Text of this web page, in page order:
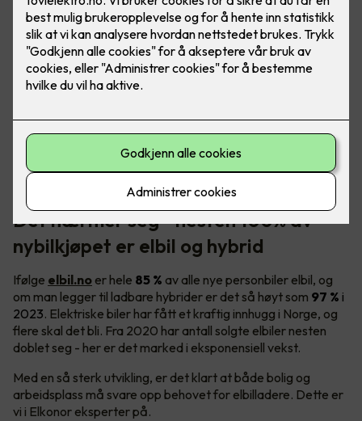
I Norge er det et stort, og voksende behov for tilgjengelige
elbilladere - både i borettslaget og på arbeidsplassen.
Foto: Marthe Thu (for Zaptec)
Det nærmer seg - nesten 100% av
nybilkjøpet er elbil og hybrid
Ifølge elbil.no er hele 85 % av alle nye personbiler elbil, og
om man legger til ladbare hybrider er det så høyt som 97 % i
2023. Elektriske biler har fått et kraftig innhugg i Norge, og
flere skal det bli. Fra 2020 har antall solgte elbiler nesten
doblet seg - her er det marked i eksponensiell vekst.
Med en så sterk utvikling, er det klart at både bolig og
arbeidsplass må svare opp behovet for elbilladere. Dette er
vi i Elkonor eksperter på.